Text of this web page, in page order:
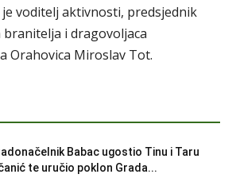
voditelj aktivnosti, predsjednik
i dragovoljaca
Orahovica Miroslav Tot.
Babac ugostio Tinu i Taru
te uručio poklon Grada...